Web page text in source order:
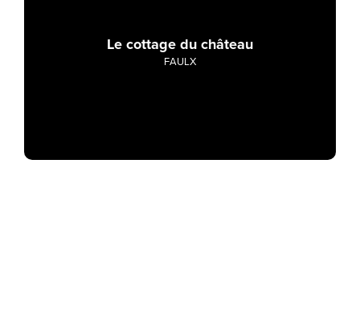
Le cottage du château
FAULX